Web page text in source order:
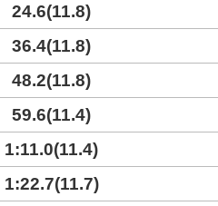
24.6(11.8)
36.4(11.8)
48.2(11.8)
59.6(11.4)
1:11.0(11.4)
1:22.7(11.7)